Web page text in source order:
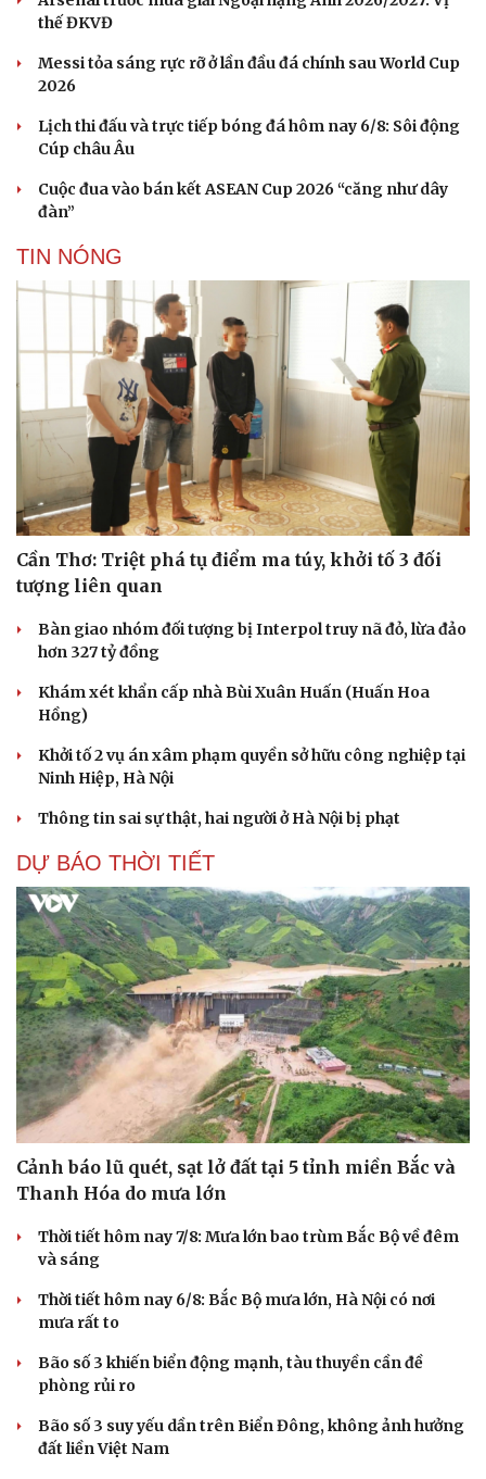
Sân khấu - Điện ảnh
Văn học
Âm nhạc
Nghệ sĩ
Sao Việt
thế ĐKVĐ
Messi tỏa sáng rực rỡ ở lần đầu đá chính sau World Cup
2026
Lịch thi đấu và trực tiếp bóng đá hôm nay 6/8: Sôi động
Cúp châu Âu
Cuộc đua vào bán kết ASEAN Cup 2026 “căng như dây
đàn”
TIN NÓNG
Cần Thơ: Triệt phá tụ điểm ma túy, khởi tố 3 đối
tượng liên quan
Bàn giao nhóm đối tượng bị Interpol truy nã đỏ, lừa đảo
hơn 327 tỷ đồng
Khám xét khẩn cấp nhà Bùi Xuân Huấn (Huấn Hoa
Hồng)
Khởi tố 2 vụ án xâm phạm quyền sở hữu công nghiệp tại
Ninh Hiệp, Hà Nội
Thông tin sai sự thật, hai người ở Hà Nội bị phạt
DỰ BÁO THỜI TIẾT
Cảnh báo lũ quét, sạt lở đất tại 5 tỉnh miền Bắc và
Thanh Hóa do mưa lớn
Thời tiết hôm nay 7/8: Mưa lớn bao trùm Bắc Bộ về đêm
và sáng
Thời tiết hôm nay 6/8: Bắc Bộ mưa lớn, Hà Nội có nơi
mưa rất to
Bão số 3 khiến biển động mạnh, tàu thuyền cần đề
phòng rủi ro
Bão số 3 suy yếu dần trên Biển Đông, không ảnh hưởng
đất liền Việt Nam